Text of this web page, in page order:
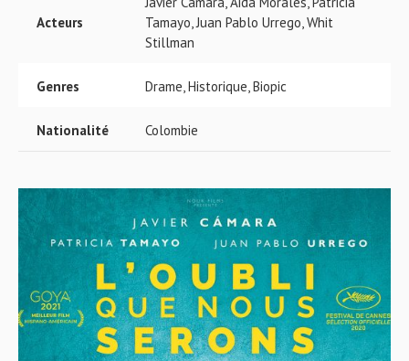
Acteurs
Tamayo, Juan Pablo Urrego, Whit
Stillman
Genres Drame, Historique, Biopic
Nationalité Colombie